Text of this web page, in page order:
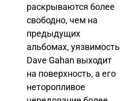
раскрываются более
свободно, чем на
предыдущих
альбомах, уязвимость
Dave Gahan выходит
на поверхность, а его
неторопливое